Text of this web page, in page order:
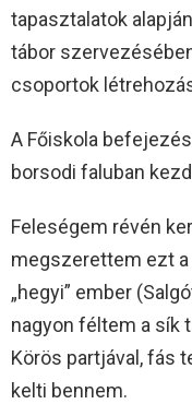
tapasztalatok
tábor
csoportok
A Főiskola
borsodi faluban
Feleségem révén
megszerettem ezt
„hegyi” ember
nagyon féltem a sík
Körös partjával, fás
kelti bennem.